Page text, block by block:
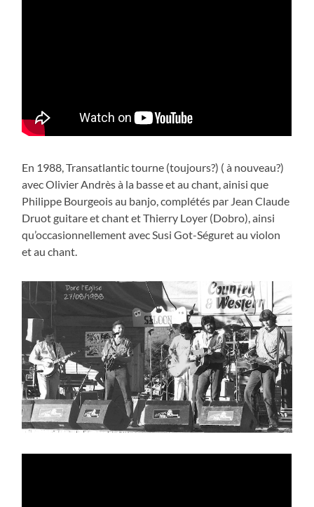
En 1988, Transatlantic tourne (toujours?) ( à nouveau?)
avec Olivier Andrès à la basse et au chant, ainisi que
Philippe Bourgeois au banjo, complétés par Jean Claude
Druot guitare et chant et Thierry Loyer (Dobro), ainsi
qu’occasionnellement avec Susi Got-Séguret au violon
et au chant.